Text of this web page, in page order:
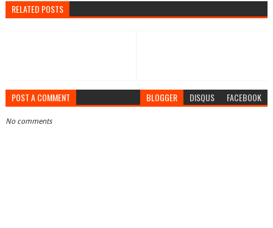
RELATED POSTS
POST A COMMENT BLOGGER DISQUS FACEBOOK
No comments